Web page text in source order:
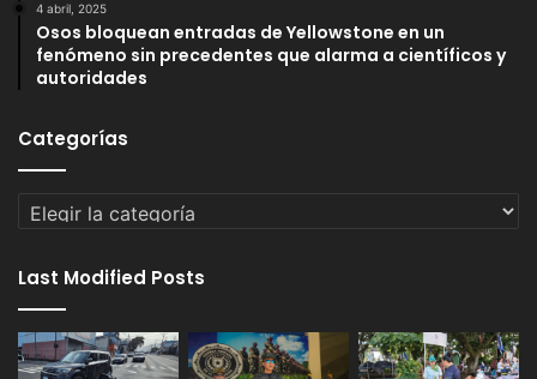
4 abril, 2025
Osos bloquean entradas de Yellowstone en un
fenómeno sin precedentes que alarma a científicos y
autoridades
Categorías
Categorías
Last Modified Posts